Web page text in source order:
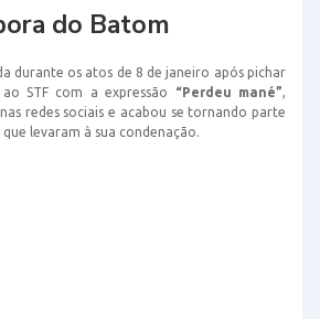
do Batom
durante os atos de 8 de janeiro após pichar
STF com a expressão
“Perdeu mané”
redes sociais e acabou se tornando parte
levaram à sua condenação.